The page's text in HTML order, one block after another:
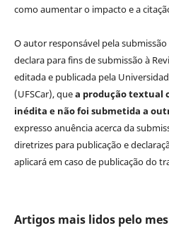
como aumentar o impacto e a
O autor responsável pela
declara para fins de submissão à
editada e publicada pela
(UFSCar), quea produção textual
inédita e não foi submetida a
expresso anuência acerca da
diretrizes para publicação e
aplicará em caso de publicação do
Artigos mais lidos pelo